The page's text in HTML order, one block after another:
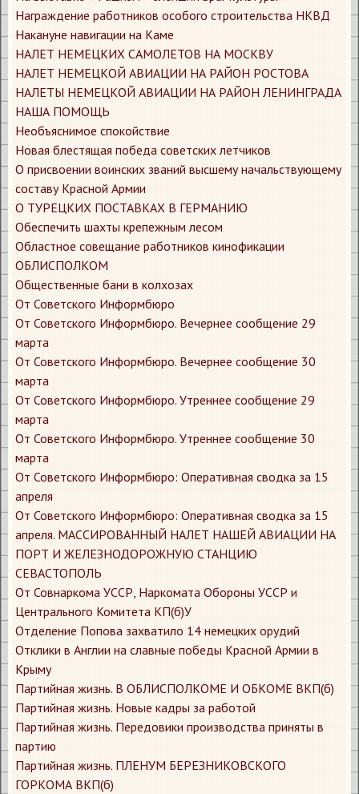
Награждение работников особого строительства НКВД
Накануне навигации на Каме
НАЛЕТ НЕМЕЦКИХ САМОЛЕТОВ НА МОСКВУ
НАЛЕТ НЕМЕЦКОЙ АВИАЦИИ НА РАЙОН РОСТОВА
НАЛЕТЫ НЕМЕЦКОЙ АВИАЦИИ НА РАЙОН ЛЕНИНГРАДА
НАША ПОМОЩЬ
Необъяснимое спокойствие
Новая блестящая победа советских летчиков
О присвоении воинских званий высшему начальствующему
составу Красной Армии
О ТУРЕЦКИХ ПОСТАВКАХ В ГЕРМАНИЮ
Обеспечить шахты крепежным лесом
Областное совещание работников кинофикации
ОБЛИСПОЛКОМ
Общественные бани в колхозах
От Советского Информбюро
От Советского Информбюро. Вечернее сообщение 29
марта
От Советского Информбюро. Вечернее сообщение 30
марта
От Советского Информбюро. Утреннее сообщение 29
марта
От Советского Информбюро. Утреннее сообщение 30
марта
От Советского Информбюро: Оперативная сводка за 15
апреля
От Советского Информбюро: Оперативная сводка за 15
апреля. МАССИРОВАННЫЙ НАЛЕТ НАШЕЙ АВИАЦИИ НА
ПОРТ И ЖЕЛЕЗНОДОРОЖНУЮ СТАНЦИЮ
СЕВАСТОПОЛЬ
От Совнаркома УССР, Наркомата Обороны УССР и
Центрального Комитета КП(б)У
Отделение Попова захватило 14 немецких орудий
Отклики в Англии на славные победы Красной Армии в
Крыму
Партийная жизнь. В ОБЛИСПОЛКОМЕ И ОБКОМЕ ВКП(б)
Партийная жизнь. Новые кадры за работой
Партийная жизнь. Передовики производства приняты в
партию
Партийная жизнь. ПЛЕНУМ БЕРЕЗНИКОВСКОГО
ГОРКОМА ВКП(б)